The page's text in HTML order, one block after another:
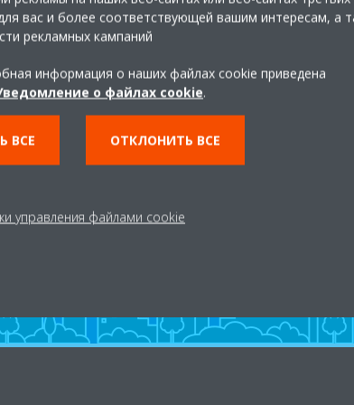
вас и более соответствующей вашим интересам, а
рекламных кампаний
информация о наших файлах cookie приведена
о файлах cookie.
ВСЕ ОТКЛОНИТЬ ВСЕ
управления файлами cookie